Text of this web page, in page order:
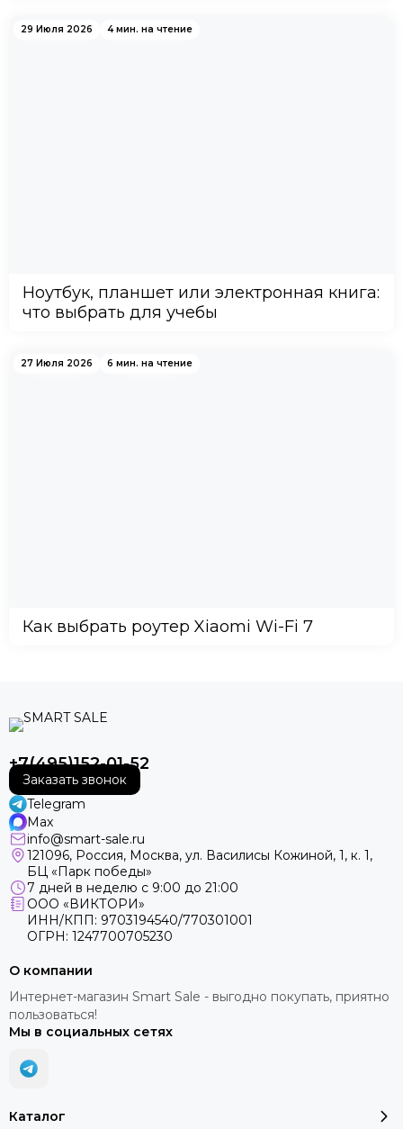
29 Июля 2026 4 мин. на чтение
Ноутбук, планшет или электронная книга:
что выбрать для учебы
27 Июля 2026 6 мин. на чтение
Как выбрать роутер Xiaomi Wi-Fi 7
+7(495)152-01-52
Заказать звонок
Telegram
Max
info@smart-sale.ru
121096, Россия, Москва, ул. Василисы Кожиной, 1, к. 1,
БЦ «Парк победы»
7 дней в неделю с 9:00 до 21:00
ООО «ВИКТОРИ»
ИНН/КПП: 9703194540/770301001
ОГРН: 1247700705230
Каталог
О компании
Интернет-магазин Smart Sale - выгодно покупать, приятно
пользоваться!
Мы в социальных сетях